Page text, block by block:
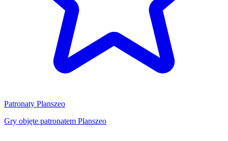
Patronaty Planszeo
Gry objęte patronatem Planszeo